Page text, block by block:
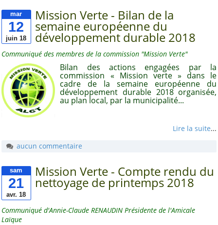
27 28 29 30
Autres rubriques
A noter
A propos
Bon à savoir
Distinctions et
hommages
Comptes rendus
d'adhésion
Les publications
statutaires
Autres documents
mar
12
juin 18
Mission Verte - Bilan de la
semaine européenne du
développement durable 2018
Communiqué des membres de la commission "Mission Verte"
Bilan des actions engagées par la
commission « Mission verte » dans le
cadre de la semaine européenne du
développement durable 2018 organisée,
au plan local, par la municipalité...
Lire la suite...
aucun commentaire
sam
21
avr. 18
Mission Verte - Compte rendu du
nettoyage de printemps 2018
Communiqué d'Annie-Claude RENAUDIN Présidente de l'Amicale
Laïque